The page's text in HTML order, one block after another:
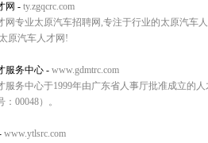
网 - ty.zgqcrc.com
网专业太原汽车招聘网,专注于行业的太原汽车
原汽车人才网!
服务中心 - www.gdmtrc.com
服务中心于1999年由广东省人事厅批准成立的
00048）。
www.ytlsrc.com